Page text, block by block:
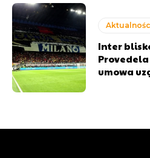
Inter
umowa